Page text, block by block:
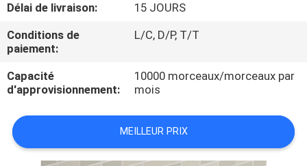
CONTACTEZ-
NOUS
NOUVELLES
CAS
Délai de livraison:
15 JOURS
Conditions de
paiement:
L/C, D/P, T/T
Capacité
d'approvisionnement:
10000 morceaux/morceaux par
mois
MEILLEUR PRIX